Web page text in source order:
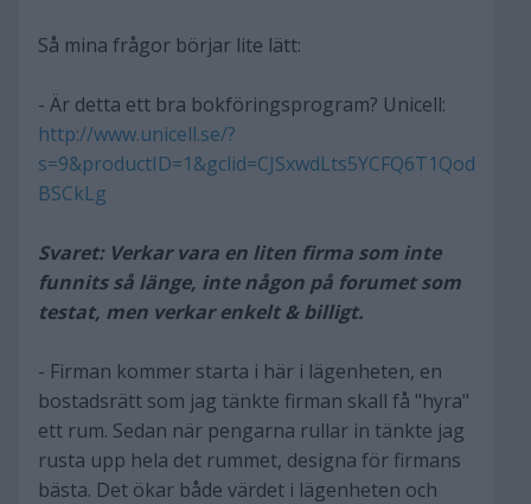
Så mina frågor börjar lite lätt:
- Är detta ett bra bokföringsprogram? Unicell:
http://www.unicell.se/?
s=9&productID=1&gclid=CJSxwdLts5YCFQ6T1Qod
BSCkLg
Svaret: Verkar vara en liten firma som inte
funnits så länge, inte någon på forumet som
testat, men verkar enkelt & billigt.
- Firman kommer starta i här i lägenheten, en
bostadsrätt som jag tänkte firman skall få "hyra"
ett rum. Sedan när pengarna rullar in tänkte jag
rusta upp hela det rummet, designa för firmans
bästa. Det ökar både värdet i lägenheten och